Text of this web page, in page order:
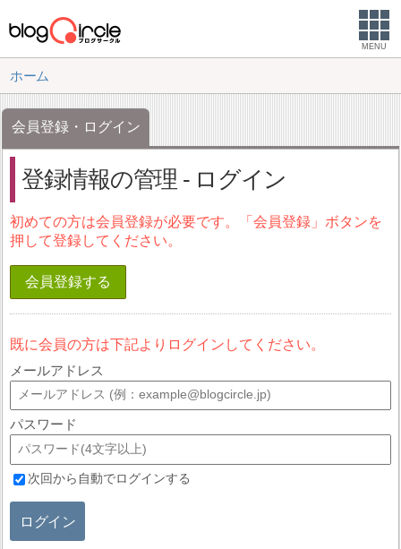
MENU
ホーム
会員登録・ログイン
登録情報の管理 - ログイン
初めての方は会員登録が必要です。「会員登録」ボタンを
押して登録してください。
会員登録する
既に会員の方は下記よりログインしてください。
メールアドレス
パスワード
次回から自動でログインする
ログイン